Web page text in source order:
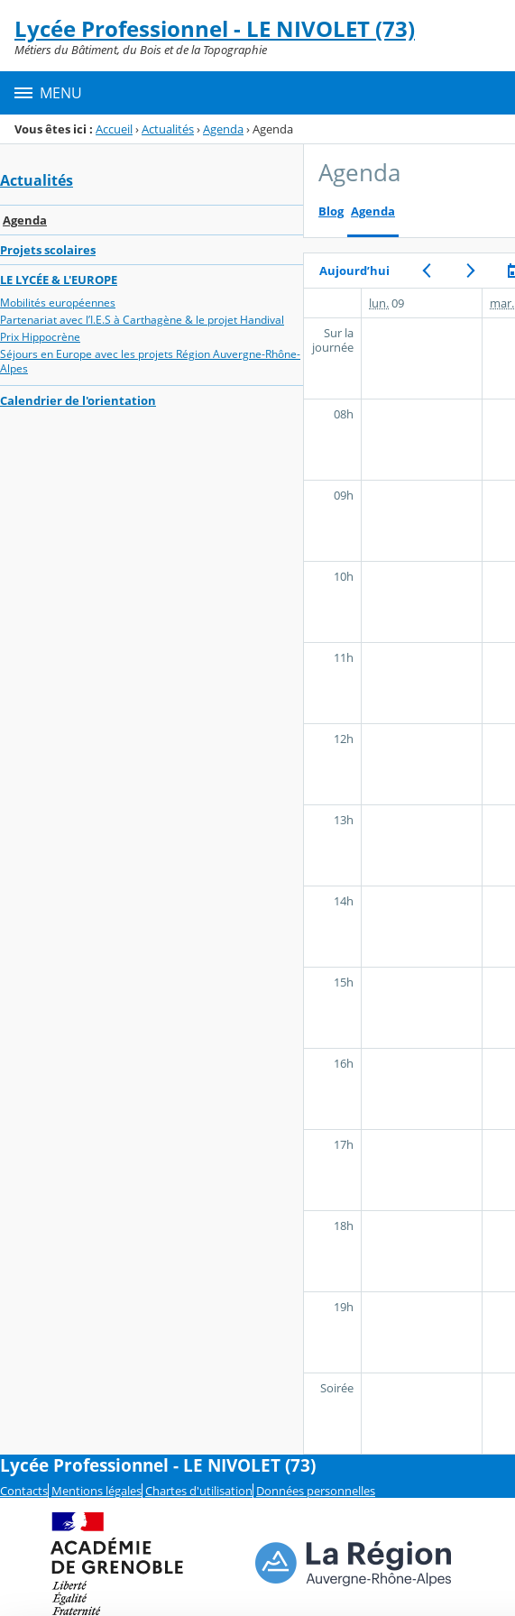
Menu de la rubrique
Contenu
Lycée Professionnel - LE NIVOLET (73)
Métiers du Bâtiment, du Bois et de la Topographie
MENU
Vous êtes ici : Accueil›Actualités›Agenda›Agenda
Actualités
Agenda
Projets scolaires
LE LYCÉE & L'EUROPE
Mobilités européennes
Partenariat avec l’I.E.S à Carthagène & le projet Handival
Prix Hippocrène
Séjours en Europe avec les projets Région Auvergne-Rhône-
Alpes
Calendrier de l'orientation
Agenda
Blog Agenda
Aujourd’hui
lun.09 mar.
Sur la
journée
08h
09h
10h
11h
12h
13h
14h
15h
16h
17h
18h
19h
Soirée
Lycée Professionnel - LE NIVOLET (73)
Contacts Mentions légales Chartes d'utilisation Données personnelles